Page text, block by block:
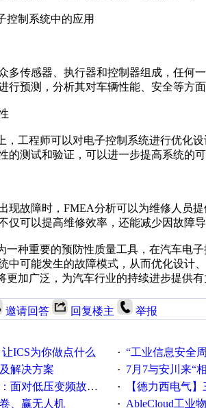
控制系统中的应用
多传感器、执行器和控制器组成，任何
行预测，分析其对车辆性能、安全等方
，工程师可以对电子控制系统进行优化
的测试和验证，可以进一步提高系统的
现故障时，FMEA分析可以为维修人员
仅可以提高维修效率，还能减少因故障
一种重要的预防性质量工具，在汽车电
中可能发生的故障模式，从而优化设计
更加广泛，为汽车行业的持续进步提供
邀请回答 回复楼主 举报
ICS为你做点什么 · “工业信息安全周之我见”
解决方案 · 7月7与安川来“
频故障，老手是这样解决的！ · 【德力西电气】三
、赢无人机 · AbleCloud工业物联